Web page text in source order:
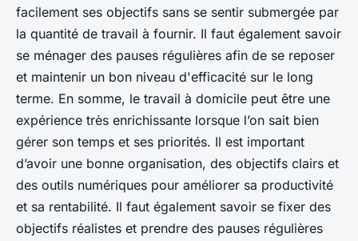
facilement ses objectifs sans se sentir submergée par
la quantité de travail à fournir. Il faut également savoir
se ménager des pauses régulières afin de se reposer
et maintenir un bon niveau d'efficacité sur le long
terme. En somme, le travail à domicile peut être une
expérience très enrichissante lorsque l’on sait bien
gérer son temps et ses priorités. Il est important
d’avoir une bonne organisation, des objectifs clairs et
des outils numériques pour améliorer sa productivité
et sa rentabilité. Il faut également savoir se fixer des
objectifs réalistes et prendre des pauses régulières